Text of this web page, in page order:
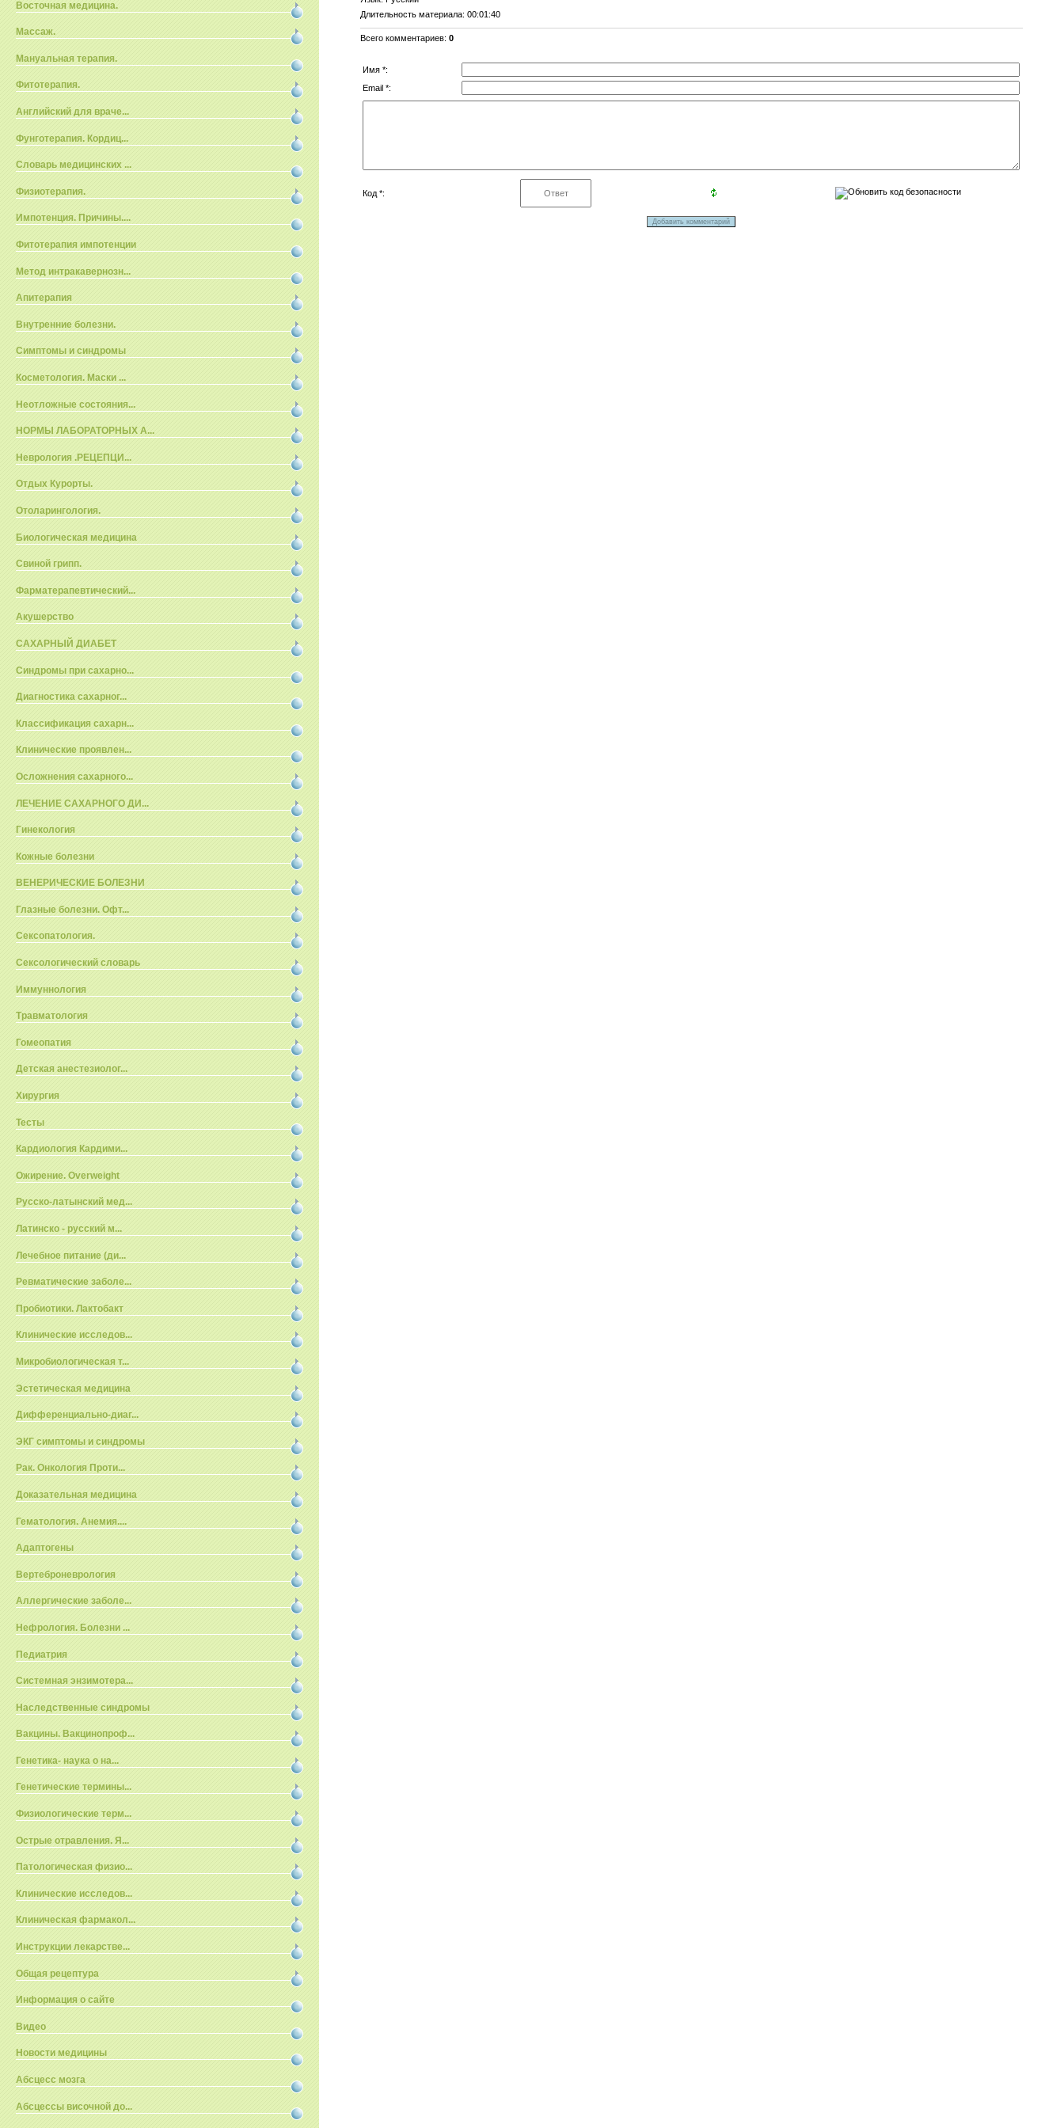
Восточная медицина.
Массаж.
Мануальная терапия.
Фитотерапия.
Английский для враче...
Фунготерапия. Кордиц...
Словарь медицинских ...
Физиотерапия.
Импотенция. Причины....
Фитотерапия импотенции
Метод интракавернозн...
Апитерапия
Внутренние болезни.
Симптомы и синдромы
Косметология. Маски ...
Неотложные состояния...
НОРМЫ ЛАБОРАТОРНЫХ А...
Неврология .РЕЦЕПЦИ...
Отдых Курорты.
Отоларингология.
Биологическая медицина
Свиной грипп.
Фарматерапевтический...
Акушерство
САХАРНЫЙ ДИАБЕТ
Синдромы при сахарно...
Диагностика сахарног...
Классификация сахарн...
Клинические проявлен...
Осложнения сахарного...
ЛЕЧЕНИЕ САХАРНОГО ДИ...
Гинекология
Кожные болезни
ВЕНЕРИЧЕСКИЕ БОЛЕЗНИ
Глазные болезни. Офт...
Сексопатология.
Сексологический словарь
Иммуннология
Травматология
Гомеопатия
Детская анестезиолог...
Хирургия
Тесты
Кардиология Кардими...
Ожирение. Overweight
Русско-латынский мед...
Латинско - русский м...
Лечебное питание (ди...
Ревматические заболе...
Пробиотики. Лактобакт
Клинические исследов...
Микробиологическая т...
Эстетическая медицина
Дифференциально-диаг...
ЭКГ симптомы и синдромы
Рак. Онкология Проти...
Доказательная медицина
Гематология. Анемия....
Адаптогены
Вертеброневрология
Аллергические заболе...
Нефрология. Болезни ...
Педиатрия
Системная энзимотера...
Наследственные синдромы
Вакцины. Вакцинопроф...
Генетика- наука о на...
Генетические термины...
Физиологические терм...
Острые отравления. Я...
Патологическая физио...
Клинические исследов...
Клиническая фармакол...
Инструкции лекарстве...
Общая рецептура
Информация о сайте
Видео
Новости медицины
Абсцесс мозга
Абсцессы височной до...
Длительность материала: 00:01:40
Всего комментариев:0
Имя *:
Email *:
Код *: